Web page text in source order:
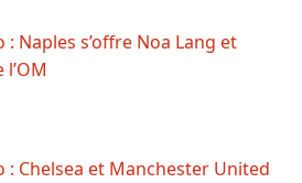
: Naples s’offre Noa Lang et
: Chelsea et Manchester United